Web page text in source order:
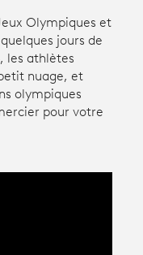
Olympiques et
jours de
les athlètes
nuage, et
olympiques
pour votre